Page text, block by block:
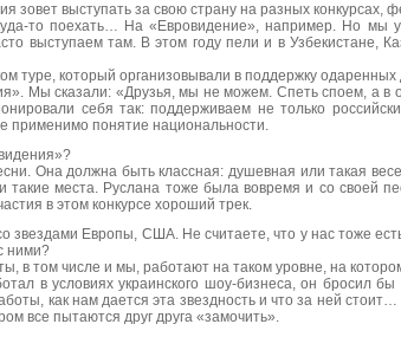
зовет выступать за свою страну на разных конкурсах,
то поехать… На «Евровидение», например. Но мы
выступаем там. В этом году пели и в Узбекистане,
туре, который организовывали в поддержку
Мы сказали: «Друзья, мы не можем. Спеть споем, а в
себя так: поддерживаем не только
применимо понятие национальности.
Она должна быть классная: душевная или такая
места. Руслана тоже была вовремя и со своей
в этом конкурсе хороший трек.
звездами Европы, США. Не считаете, что у нас тоже
ними?
в том числе и мы, работают на таком уровне, на
в условиях украинского шоу-бизнеса, он бросил бы
как нам дается эта звездность и что за ней
все пытаются друг друга «замочить».